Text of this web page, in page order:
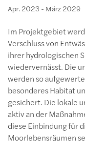
Apr. 2023 - März 2029
Im Projektgebiet
Verschluss von
ihrer hydrologischen
wiedervernässt. Die
werden so
besonderes Habitat
gesichert. Die lokale
aktiv an der
diese Einbindung für
Moorlebensräumen